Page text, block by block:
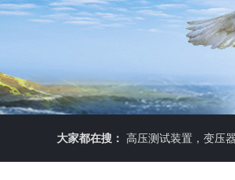
大家都在搜： 高压测试装置，变压